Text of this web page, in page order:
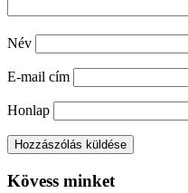
Név
E-mail cím
Honlap
Kövess minket